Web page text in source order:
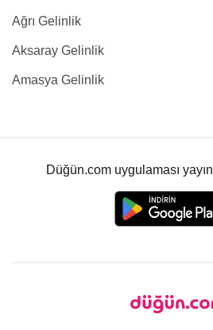
Ağrı Gelinlik
Aksaray Gelinlik
Amasya Gelinlik
Düğün.com uygulaması